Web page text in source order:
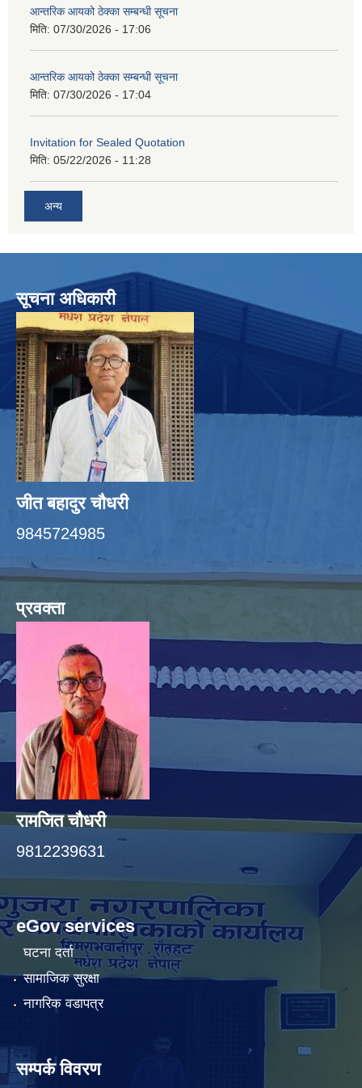
आन्तरिक आयको ठेक्का सम्बन्धी सूचना
मिति: 07/30/2026 - 17:06
आन्तरिक आयको ठेक्का सम्बन्धी सूचना
मिति: 07/30/2026 - 17:04
Invitation for Sealed Quotation
मिति: 05/22/2026 - 11:28
अन्य
सूचना अधिकारी
जीत बहादुर चाैधरी
9845724985
प्रवक्ता
रामजित चौधरी
9812239631
eGov services
घटना दर्ता
सामाजिक सुरक्षा
नागरिक वडापत्र
सम्पर्क विवरण